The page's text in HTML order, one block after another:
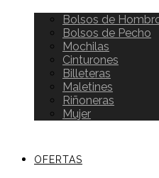
Bolsos de
Bolsos de Pecho
Mochilas
Cinturones
Billeteras
Maletines
Riñoneras
Mujer
OFERTAS